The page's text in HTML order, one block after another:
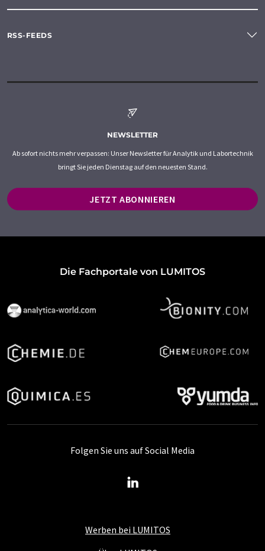
RSS-FEEDS
NEWSLETTER
Ab sofort nichts mehr verpassen: Unser Newsletter für Analytik und Labortechnik
bringt Sie jeden Dienstag auf den neuesten Stand.
JETZT ABONNIEREN
Die Fachportale von LUMITOS
Werben bei LUMITOS
Folgen Sie uns auf Social Media